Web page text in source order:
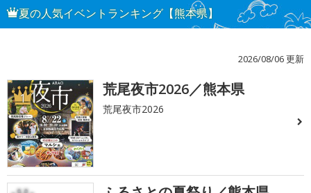
夏の人気イベントランキング【熊本県】
2026/08/06 更新
1 荒尾夜市2026／熊本県
荒尾夜市2026